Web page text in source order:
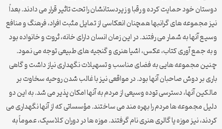
دوستان خود حمایت کرده و رقبا و زیردستانشان را تحت تاثیر قرار می دادند. بعداً
نیز مجموعه های گرانبها همچنان انعکاسی از تمایل مثبت افراد، فرهنگ و منافع
وسیع آنها به شمار می رفتند. در این زمان انسان دارای خانه، ثروت و خانواده بود
و به جمع آوری کتاب، عکس، اشیا هنری و گنجیه های طبیعی توجه می نمود.
چنین مجموعه هایی به فضای مناسب و تسهیلات نگهداری نیاز داشت و گاهی
باری بر دوش صاحبان آنها بود. در مواقعی نیز با غالب شدن روحیه سخاوت بر
مالکین آنها، دسترسی توده وسیعی از مردم به آنها امکان پذیر می شد. به این دو
دلیل مجموعه ها مردم را بهره مند می ساختند. مؤسساتی که از آنها نگهداری می
کردند، نیز موزه یا گالری هنری نام گرفتند. موزه ها در دوران کلاسیک، عموماً به